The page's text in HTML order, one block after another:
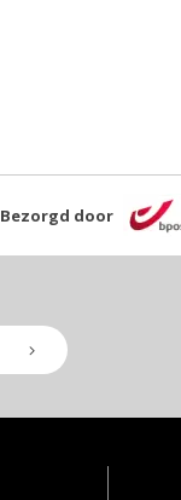
Bezorgd door